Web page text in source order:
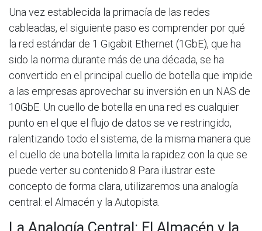
Una vez establecida la primacía de las redes
cableadas, el siguiente paso es comprender por qué
la red estándar de 1 Gigabit Ethernet (1GbE), que ha
sido la norma durante más de una década, se ha
convertido en el principal cuello de botella que impide
a las empresas aprovechar su inversión en un NAS de
10GbE. Un cuello de botella en una red es cualquier
punto en el que el flujo de datos se ve restringido,
ralentizando todo el sistema, de la misma manera que
el cuello de una botella limita la rapidez con la que se
puede verter su contenido.8 Para ilustrar este
concepto de forma clara, utilizaremos una analogía
central: el Almacén y la Autopista.